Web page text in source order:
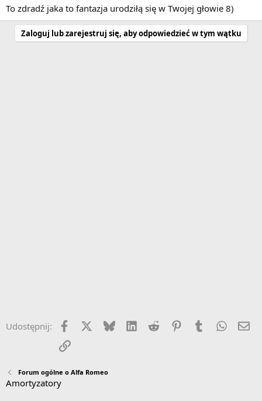
To zdradź jaka to fantazja urodziłą się w Twojej głowie 8)
Zaloguj lub zarejestruj się, aby odpowiedzieć w tym wątku
Udostępnij: Facebook Bluesky LinkedInReddit PinterestTumblr
Link
Forum ogólne o Alfa Romeo
Amortyzatory